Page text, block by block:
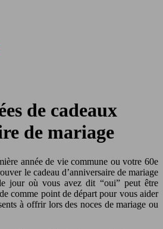
de cadeaux
de mariage
année de vie commune ou votre 60e
le cadeau d’anniversaire de mariage
jour où vous avez dit “oui” peut être
comme point de départ pour vous aider
à offrir lors des noces de mariage ou